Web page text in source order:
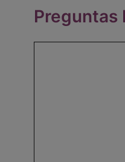
Preguntas